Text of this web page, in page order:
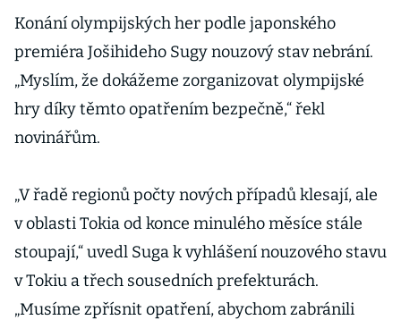
Konání olympijských her podle japonského
premiéra Jošihideho Sugy nouzový stav nebrání.
„Myslím, že dokážeme zorganizovat olympijské
hry díky těmto opatřením bezpečně,“ řekl
novinářům.
„V řadě regionů počty nových případů klesají, ale
v oblasti Tokia od konce minulého měsíce stále
stoupají,“ uvedl Suga k vyhlášení nouzového stavu
v Tokiu a třech sousedních prefekturách.
„Musíme zpřísnit opatření, abychom zabránili